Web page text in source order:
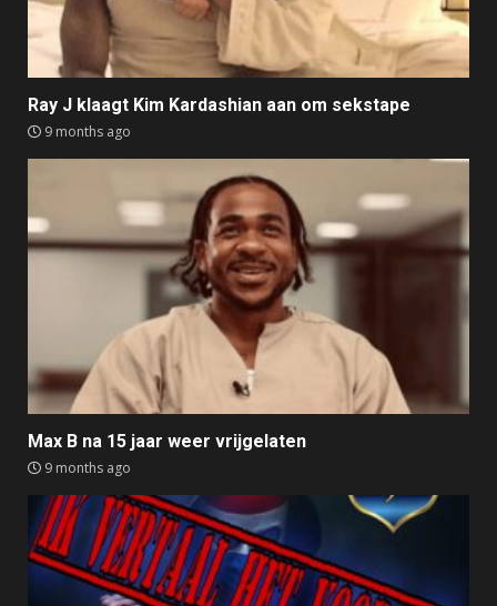
Ray J klaagt Kim Kardashian aan om sekstape
9 months ago
Max B na 15 jaar weer vrijgelaten
9 months ago